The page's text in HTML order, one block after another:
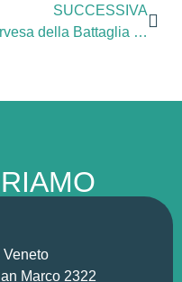
SUCCESSIVA
Nervesa della Battaglia (Tv). Zanoni (Pd): Sospesa la concessione per la gestione dell’Abbazia Sant’Eustachio
Marco 2322